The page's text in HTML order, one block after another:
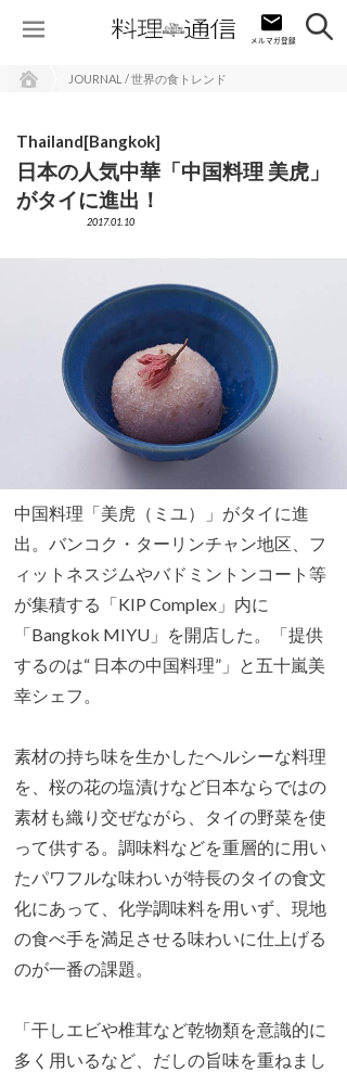
JOURNAL / 世界の食トレンド
Thailand[Bangkok]
日本の人気中華「中国料理 美虎」
がタイに進出！
2017.01.10
中国料理「美虎（ミユ）」がタイに進
出。バンコク・ターリンチャン地区、フ
ィットネスジムやバドミントンコート等
が集積する「KIP Complex」内に
「Bangkok MIYU」を開店した。「提供
するのは“ 日本の中国料理”」と五十嵐美
幸シェフ。
素材の持ち味を生かしたヘルシーな料理
を、桜の花の塩漬けなど日本ならではの
素材も織り交ぜながら、タイの野菜を使
って供する。調味料などを重層的に用い
たパワフルな味わいが特長のタイの食文
化にあって、化学調味料を用いず、現地
の食べ手を満足させる味わいに仕上げる
のが一番の課題。
「干しエビや椎茸など乾物類を意識的に
多く用いるなど、だしの旨味を重ねまし